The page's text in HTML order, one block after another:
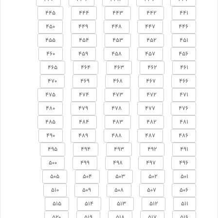
441
442
443
444
445
446
447
448
449
450
451
452
453
454
455
456
457
458
459
460
461
462
463
464
465
466
467
468
469
470
471
472
473
474
475
476
477
478
479
480
481
482
483
484
485
486
487
488
489
490
491
492
493
494
495
496
497
498
499
500
501
502
503
504
505
506
507
508
509
510
511
512
513
514
515